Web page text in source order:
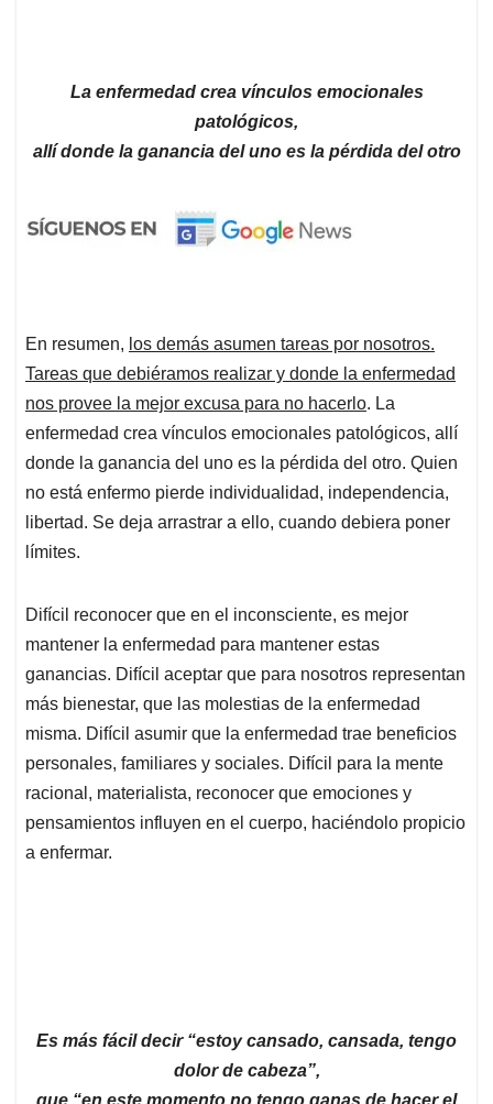
La enfermedad crea vínculos emocionales
patológicos,
allí donde la ganancia del uno es la pérdida del otro
En resumen, los demás asumen tareas por nosotros.
Tareas que debiéramos realizar y donde la enfermedad
nos provee la mejor excusa para no hacerlo. La
enfermedad crea vínculos emocionales patológicos, allí
donde la ganancia del uno es la pérdida del otro. Quien
no está enfermo pierde individualidad, independencia,
libertad. Se deja arrastrar a ello, cuando debiera poner
límites.
Difícil reconocer que en el inconsciente, es mejor
mantener la enfermedad para mantener estas
ganancias. Difícil aceptar que para nosotros representan
más bienestar, que las molestias de la enfermedad
misma. Difícil asumir que la enfermedad trae beneficios
personales, familiares y sociales. Difícil para la mente
racional, materialista, reconocer que emociones y
pensamientos influyen en el cuerpo, haciéndolo propicio
a enfermar.
Es más fácil decir “estoy cansado, cansada, tengo
dolor de cabeza”,
que “en este momento no tengo ganas de hacer el